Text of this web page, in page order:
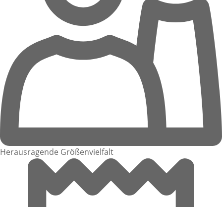
Herausragende Größenvielfalt